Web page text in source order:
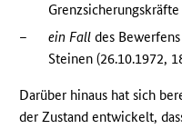
–
ein Fall des
Steinen (26.10.1972,
Darüber hinaus hat sich
der Zustand entwickelt,